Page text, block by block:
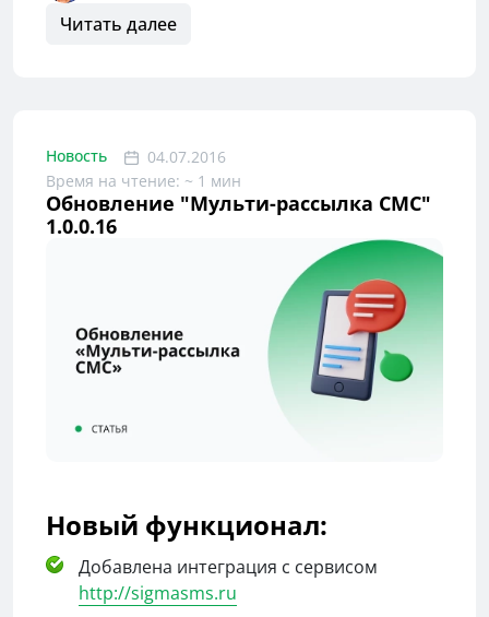
Читать далее
Новость
04.07.2016
Время на чтение: ~ 1 мин
Обновление "Мульти-рассылка СМС"
1.0.0.16
Новый функционал:
Добавлена интеграция с сервисом
http://sigmasms.ru